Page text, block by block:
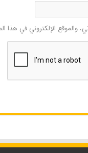
والموقع الإلكتروني في هذا